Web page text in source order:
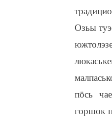
Озьы
пӧсь
горшок